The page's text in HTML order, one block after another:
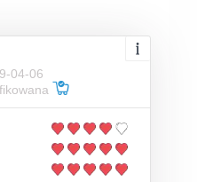
04-06